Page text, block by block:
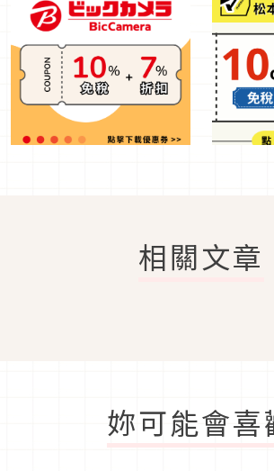
相關文章
妳可能會喜